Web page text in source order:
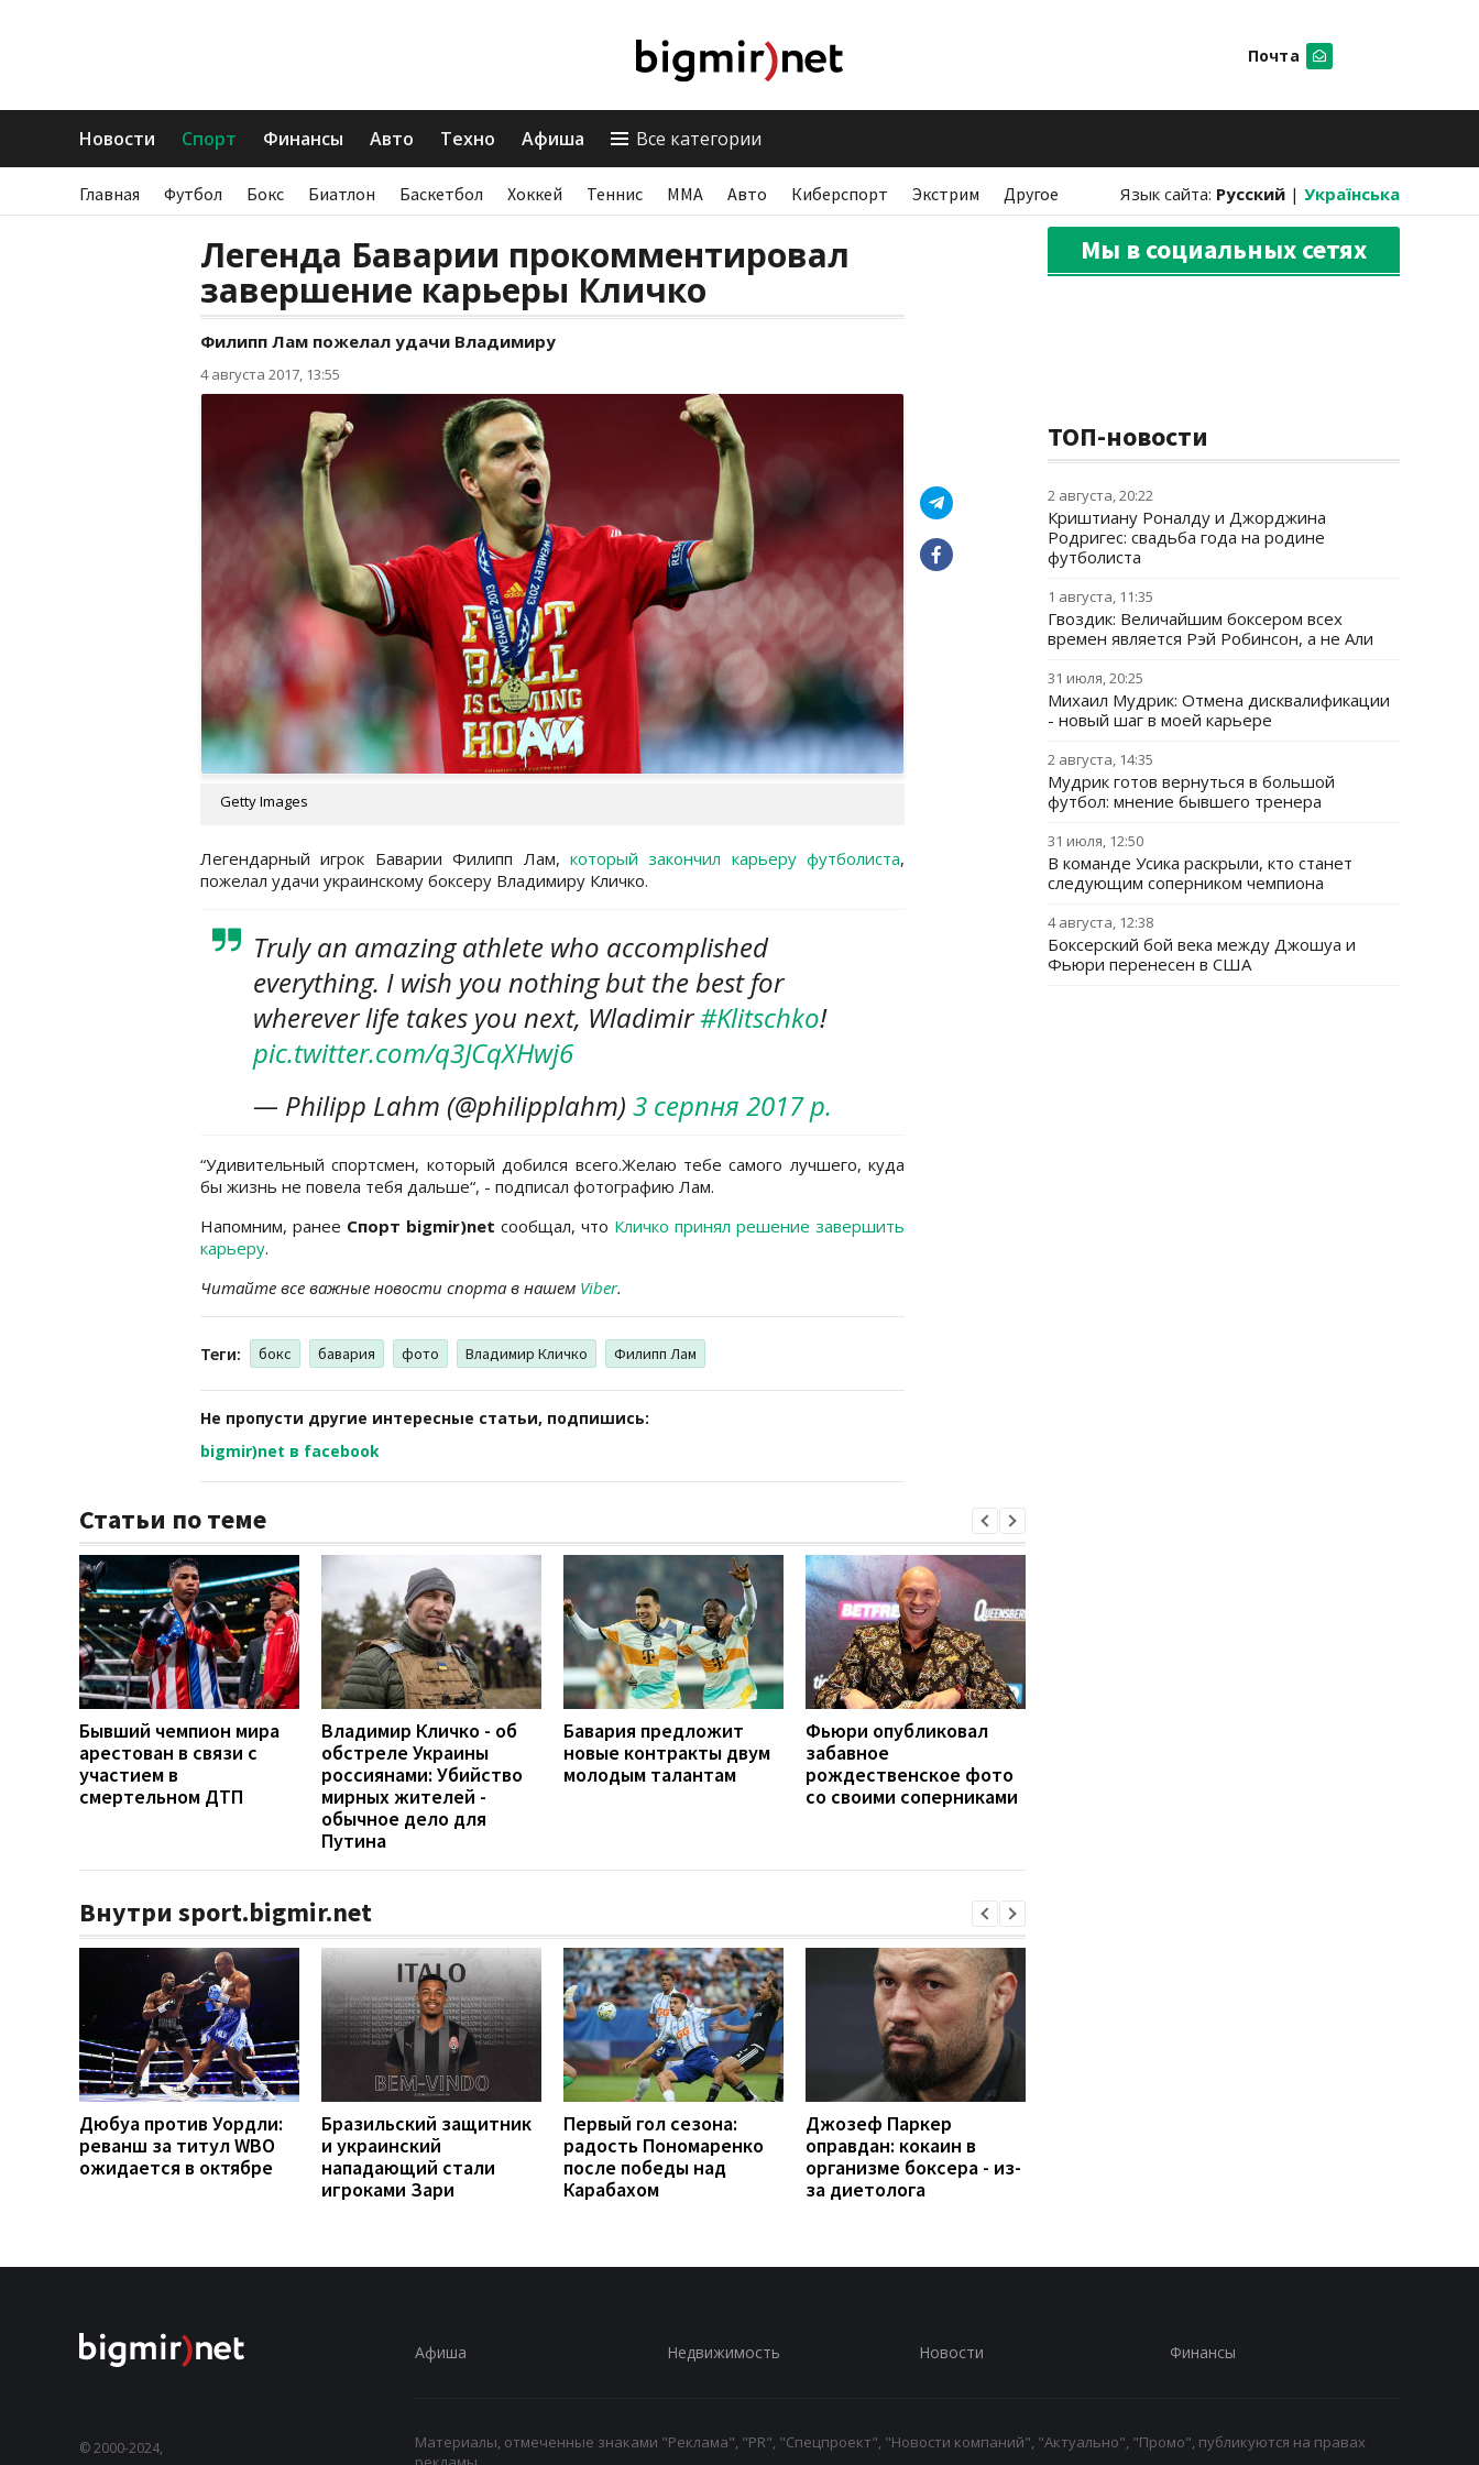
Почта
Новости Спорт Финансы Авто Техно Афиша Все категории
Главная Футбол Бокс Биатлон Баскетбол Хоккей Теннис ММА Авто Киберспорт Экстрим Другое Язык сайта: Русский | Українська
Легенда Баварии прокомментировал
завершение карьеры Кличко
Филипп Лам пожелал удачи Владимиру
4 августа 2017, 13:55
Getty Images
Легендарный игрок Баварии Филипп Лам, который закончил карьеру футболиста,
пожелал удачи украинскому боксеру Владимиру Кличко.
Truly an amazing athlete who accomplished
everything. I wish you nothing but the best for
wherever life takes you next, Wladimir#Klitschko!
pic.twitter.com/q3JCqXHwj6
— Philipp Lahm (@philipplahm) 3 серпня 2017 р.
“Удивительный спортсмен, который добился всего.Желаю тебе самого лучшего, куда
бы жизнь не повела тебя дальше“, - подписал фотографию Лам.
Напомним, ранее Спорт bigmir)net сообщал, что Кличко принял решение завершить
карьеру.
Читайте все важные новости спорта в нашем Viber.
Теги: бокс бавария фото Владимир Кличко Филипп Лам
Не пропусти другие интересные статьи, подпишись:
bigmir)net в facebook
Статьи по теме
Бывший чемпион мира
арестован в связи с
участием в
смертельном ДТП
Владимир Кличко - об
обстреле Украины
россиянами: Убийство
мирных жителей -
обычное дело для
Путина
Бавария предложит
новые контракты двум
молодым талантам
Фьюри опубликовал
забавное
рождественское фото
со своими соперниками
Внутри sport.bigmir.net
Дюбуа против Уордли:
реванш за титул WBO
ожидается в октябре
Бразильский защитник
и украинский
нападающий стали
игроками Зари
Первый гол сезона:
радость Пономаренко
после победы над
Карабахом
Джозеф Паркер
оправдан: кокаин в
организме боксера - из-
за диетолога
Мы в социальных сетях
ТОП-новости
2 августа, 20:22
Криштиану Роналду и Джорджина
Родригес: свадьба года на родине
футболиста
1 августа, 11:35
Гвоздик: Величайшим боксером всех
времен является Рэй Робинсон, а не Али
31 июля, 20:25
Михаил Мудрик: Отмена дисквалификации
- новый шаг в моей карьере
2 августа, 14:35
Мудрик готов вернуться в большой
футбол: мнение бывшего тренера
31 июля, 12:50
В команде Усика раскрыли, кто станет
следующим соперником чемпиона
4 августа, 12:38
Боксерский бой века между Джошуа и
Фьюри перенесен в США
© 2000-2024,
Афиша Недвижимость Новости Финансы
Материалы, отмеченные знаками "Реклама", "PR", "Спецпроект", "Новости компаний", "Актуально", "Промо", публикуются на правах